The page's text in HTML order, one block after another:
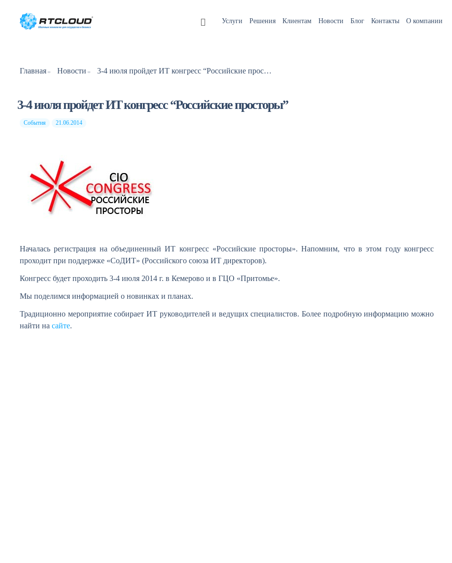
Услуги Решения Клиентам Новости Блог Контакты О компании
Главная Новости 3-4 июля пройдет ИТ конгресс “Российские просторы”
3-4 июля пройдет ИТ конгресс “Российские просторы”
События 21.06.2014
Началась регистрация на объединенный ИТ конгресс «Российские просторы». Напомним, что в этом году конгресс
проходит при поддержке «СоДИТ» (Российского союза ИТ директоров).
Конгресс будет проходить 3-4 июля 2014 г. в Кемерово и в ГЦО «Притомье».
Мы поделимся информацией о новинках и планах.
Традиционно мероприятие собирает ИТ руководителей и ведущих специалистов. Более подробную информацию можно
найти на сайте.